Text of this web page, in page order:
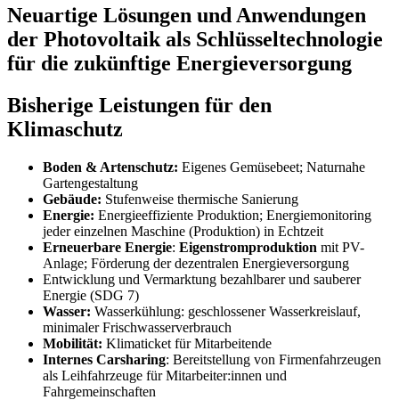
Neuartige Lösungen und Anwendungen
der Photovoltaik als Schlüsseltechnologie
für die zukünftige Energieversorgung
Bisherige Leistungen für den
Klimaschutz
Boden & Artenschutz: Eigenes Gemüsebeet; Naturnahe
Gartengestaltung
Gebäude: Stufenweise thermische Sanierung
Energie: Energieeffiziente Produktion; Energiemonitoring
jeder einzelnen Maschine (Produktion) in Echtzeit
Erneuerbare Energie: Eigenstromproduktion mit PV-
Anlage; Förderung der dezentralen Energieversorgung
Entwicklung und Vermarktung bezahlbarer und sauberer
Energie (SDG 7)
Wasser: Wasserkühlung: geschlossener Wasserkreislauf,
minimaler Frischwasserverbrauch
Mobilität: Klimaticket für Mitarbeitende
Internes Carsharing: Bereitstellung von Firmenfahrzeugen
als Leihfahrzeuge für Mitarbeiter:innen und
Fahrgemeinschaften